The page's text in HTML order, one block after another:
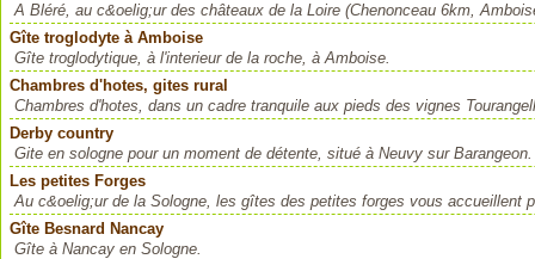
A Bléré, au c&oelig;ur des châteaux de la Loire (Chenonceau 6km,
Gîte troglodyte à Amboise
Gîte troglodytique, à l'interieur de la roche, à Amboise.
Chambres d'hotes, gites rural
Chambres d'hotes, dans un cadre tranquile aux pieds des vignes
Derby country
Gite en sologne pour un moment de détente, situé à Neuvy sur
Les petites Forges
Au c&oelig;ur de la Sologne, les gîtes des petites forges vous accueillent
Gîte Besnard Nancay
Gîte à Nancay en Sologne.